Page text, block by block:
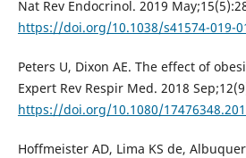
Nat Rev Endocrinol. 2019
https://doi.org/10.1038/s41574-019-
Peters U, Dixon AE. The effect of
Expert Rev Respir Med. 2018
https://doi.org/10.1080/
Hoffmeister AD, Lima KS de,